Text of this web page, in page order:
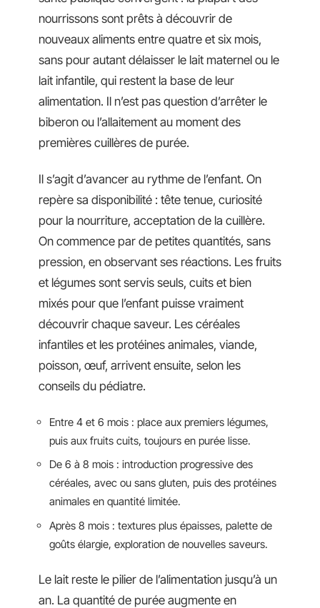
nourrissons sont prêts à découvrir de
nouveaux aliments entre quatre et six mois,
sans pour autant délaisser le lait maternel ou le
lait infantile, qui restent la base de leur
alimentation. Il n’est pas question d’arrêter le
biberon ou l’allaitement au moment des
premières cuillères de purée.
Il s’agit d’avancer au rythme de l’enfant. On
repère sa disponibilité : tête tenue, curiosité
pour la nourriture, acceptation de la cuillère.
On commence par de petites quantités, sans
pression, en observant ses réactions. Les fruits
et légumes sont servis seuls, cuits et bien
mixés pour que l’enfant puisse vraiment
découvrir chaque saveur. Les céréales
infantiles et les protéines animales, viande,
poisson, œuf, arrivent ensuite, selon les
conseils du pédiatre.
Entre 4 et 6 mois : place aux premiers légumes,
puis aux fruits cuits, toujours en purée lisse.
De 6 à 8 mois : introduction progressive des
céréales, avec ou sans gluten, puis des protéines
animales en quantité limitée.
Après 8 mois : textures plus épaisses, palette de
goûts élargie, exploration de nouvelles saveurs.
Le lait reste le pilier de l’alimentation jusqu’à un
an. La quantité de purée augmente en